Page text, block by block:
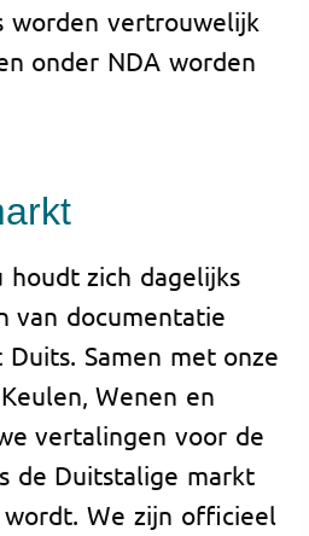
worden vertrouwelijk
onder NDA worden
houdt zich dagelijks
van documentatie
Samen met onze
Wenen en
vertalingen voor de
de Duitstalige markt
We zijn officieel